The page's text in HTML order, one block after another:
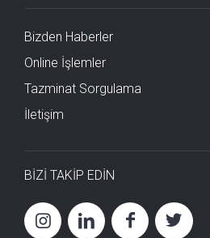
Bizden Haberler
Online İşlemler
Tazminat Sorgulama
İletişim
BİZİ TAKİP EDİN